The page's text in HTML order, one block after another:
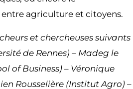
agriculture et citoyens.
et chercheuses suivants
de Rennes) – Madeg le
of Business) – Véronique
Rousselière (Institut Agro) –